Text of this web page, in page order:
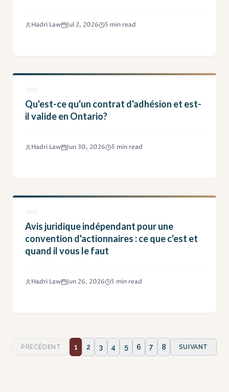
Hadri Law Jul 2, 2026 5 min read
Qu'est-ce qu'un contrat d'adhésion et est-
il valide en Ontario?
Hadri Law Jun 30, 2026 5 min read
Avis juridique indépendant pour une
convention d'actionnaires : ce que c'est et
quand il vous le faut
Hadri Law Jun 26, 2026 5 min read
PRÉCÉDENT 1 2 3 4 5 6 7 8 SUIVANT